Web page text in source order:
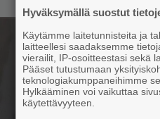
Hyväksymällä suostut
Käytämme laitetunnisteita ja
laitteellesi saadaksemme
vierailit, IP-osoitteestasi sekä
Pääset tutustumaan
teknologiakumppaneihimme
Hylkääminen voi vaikuttaa
käytettävyyteen.